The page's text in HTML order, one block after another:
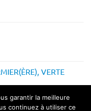
VERTE
garantir la meilleure
continuez à utiliser ce